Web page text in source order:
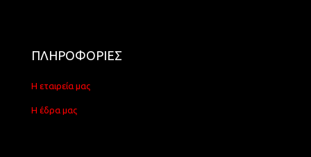
ΠΛΗΡΟΦΟΡΙΕΣ
Η εταιρεία μας
Η έδρα μας